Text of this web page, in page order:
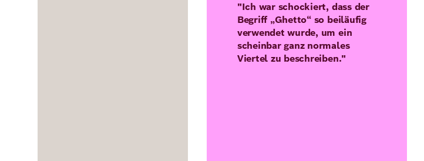
"Ich war schockiert, dass der
Begriff „Ghetto“ so beiläufig
verwendet wurde, um ein
scheinbar ganz normales
Viertel zu beschreiben."